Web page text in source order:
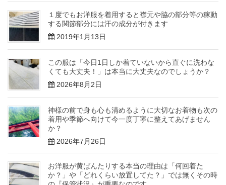
１度でもお洋服を着用すると襟元や脇の部分等の稼動
する関節部分には汗の成分が付きます
2019年1月13日
この服は「今日1日しか着ていないから直ぐに洗わな
くても大丈夫！」は本当に大丈夫なのでしょうか？
2026年8月2日
神様の前で身も心も清めるように大切なお着物も次の
着用や季節へ向けて今一度丁寧に整えてあげません
か？
2026年7月26日
お洋服が黄ばんたりする本当の理由は「何回着た
か？」や「どれくらい放置してた？」では無くその時